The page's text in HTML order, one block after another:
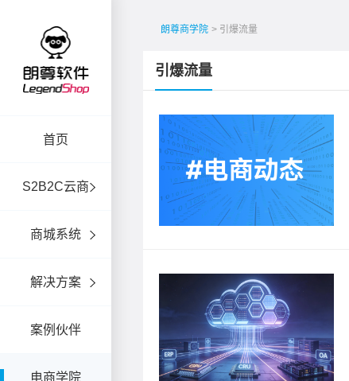
首页
S2B2C云商
商城系统
解决方案
案例伙伴
电商学院
朗尊商学院 > 引爆流量
引爆流量
营的转型